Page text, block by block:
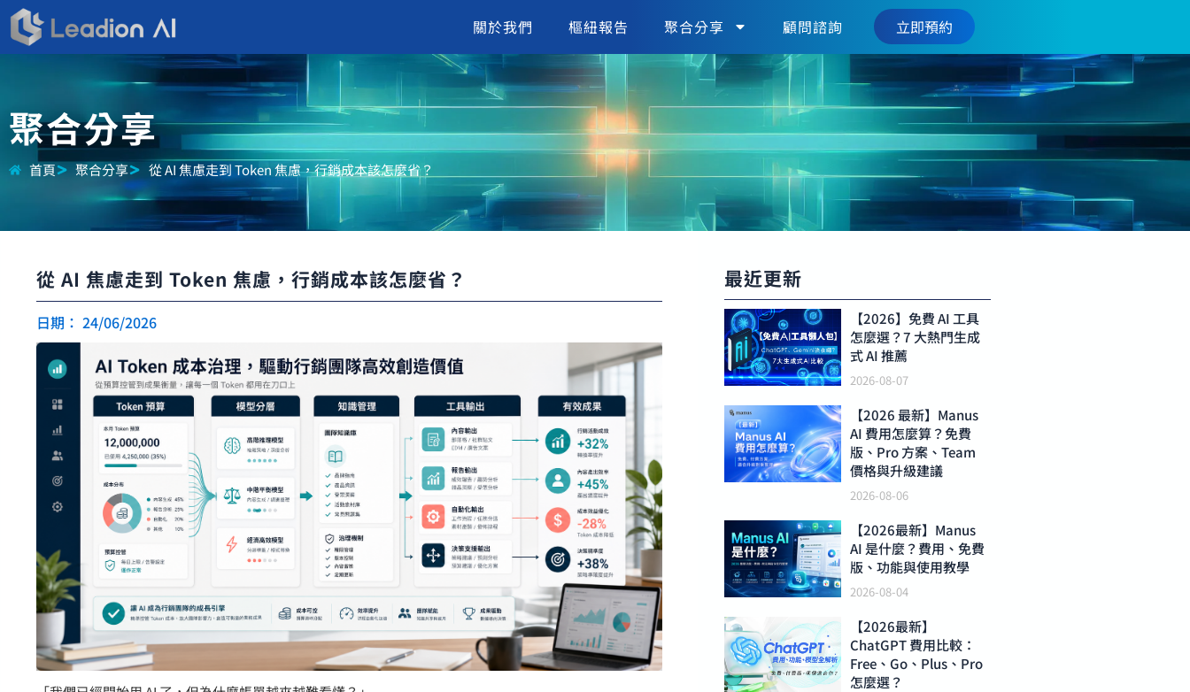
跳
至
主
容
關於我們 樞紐報告 聚合分享 顧問諮詢 立即預約
聚合分享
首頁 聚合分享 從 AI 焦慮走到 Token 焦慮，行銷成本該怎麼省？
從 AI 焦慮走到 Token 焦慮，行銷成本該怎麼省？
日期： 24/06/2026
最近更新
【2026】免費 AI 工具
怎麼選？7 大熱門生成
式 AI 推薦
2026-08-07
【2026 最新】Manus
AI 費用怎麼算？免費
版、Pro 方案、Team
價格與升級建議
2026-08-06
【2026最新】Manus
AI 是什麼？費用、免費
版、功能與使用教學
2026-08-04
【2026最新】
ChatGPT 費用比較：
Free、Go、Plus、Pro
怎麼選？